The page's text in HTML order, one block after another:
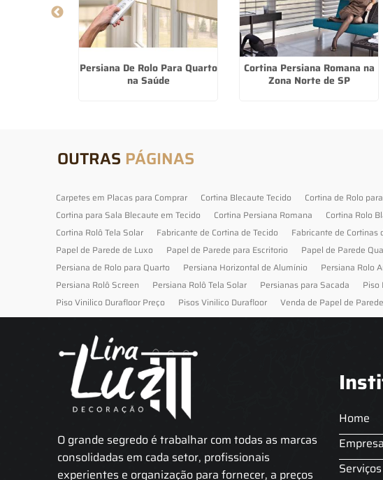
Persiana De Rolo Para Quarto
na Saúde
Cortina Persiana Romana na
Zona Norte de SP
OUTRAS PÁGINAS
Carpetes em Placas para Comprar Cortina Blecaute Tecido Cortina de Rolo
Cortina para Sala Blecaute em Tecido
Cortina Persiana Romana Cortina Rolo
Cortina Rolô Tela Solar
Fabricante de Cortina de Tecido Fabricante de Cortinas
Papel de Parede de Luxo
Papel de Parede para Escritorio Papel de Parede
Persiana de Rolo para Quarto
Persiana Horizontal de Alumínio Persiana Rolo
Persiana Rolô Screen
Persiana Rolô Tela Solar Persianas para Sacada Piso
Piso Vinilico Durafloor Preço
Pisos Vinilico Durafloor Venda de Papel de
O grande segredo é trabalhar com todas as marcas
consolidadas em cada setor, profissionais
experientes e organização para fornecer, a preços
Home
Empresa
Serviços